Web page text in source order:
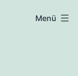
Menü